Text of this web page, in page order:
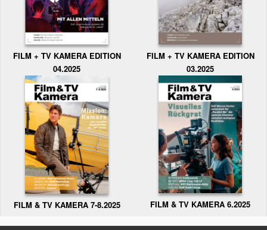
FILM + TV KAMERA EDITION
04.2025
FILM + TV KAMERA EDITION
03.2025
FILM & TV KAMERA 7-8.2025 FILM & TV KAMERA 6.2025